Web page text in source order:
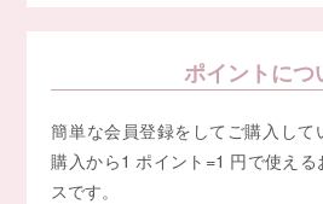
ポイントにつ
簡単な会員登録をしてご購入して
購入から1 ポイント=1 円で使え
スです。